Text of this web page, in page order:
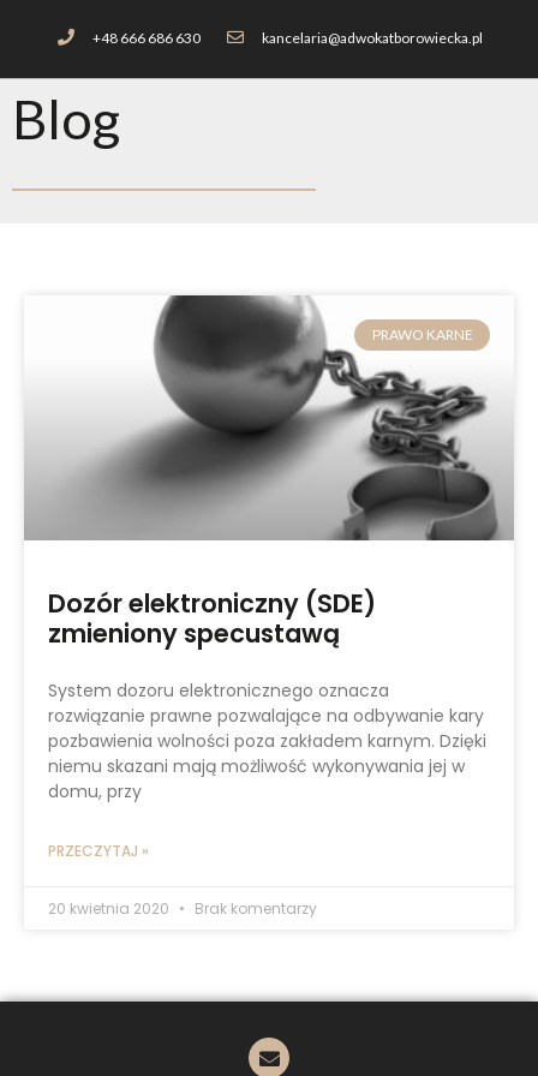
+48 666 686 630 kancelaria@adwokatborowiecka.pl
Blog
PRAWO KARNE
Dozór elektroniczny (SDE)
zmieniony specustawą
System dozoru elektronicznego oznacza
rozwiązanie prawne pozwalające na odbywanie kary
pozbawienia wolności poza zakładem karnym. Dzięki
niemu skazani mają możliwość wykonywania jej w
domu, przy
PRZECZYTAJ »
20 kwietnia 2020 Brak komentarzy